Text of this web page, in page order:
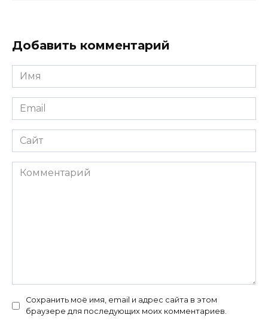
Добавить комментарий
Имя
*
Email
*
Сайт
Комментарий
Сохранить моё имя, email и адрес сайта в этом
браузере для последующих моих комментариев.